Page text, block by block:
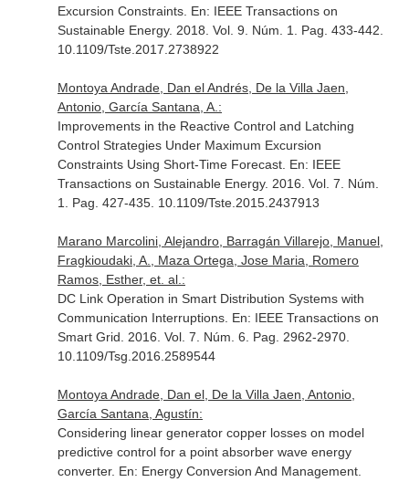
Excursion Constraints. En: IEEE Transactions on
Sustainable Energy. 2018. Vol. 9. Núm. 1. Pag. 433-442.
10.1109/Tste.2017.2738922
Montoya Andrade, Dan el Andrés, De la Villa Jaen,
Antonio, García Santana, A.:
Improvements in the Reactive Control and Latching
Control Strategies Under Maximum Excursion
Constraints Using Short-Time Forecast. En: IEEE
Transactions on Sustainable Energy. 2016. Vol. 7. Núm.
1. Pag. 427-435. 10.1109/Tste.2015.2437913
Marano Marcolini, Alejandro, Barragán Villarejo, Manuel,
Fragkioudaki, A., Maza Ortega, Jose Maria, Romero
Ramos, Esther, et. al.:
DC Link Operation in Smart Distribution Systems with
Communication Interruptions. En: IEEE Transactions on
Smart Grid . 2016. Vol. 7. Núm. 6. Pag. 2962-2970.
10.1109/Tsg.2016.2589544
Montoya Andrade, Dan el, De la Villa Jaen, Antonio,
García Santana, Agustín:
Considering linear generator copper losses on model
predictive control for a point absorber wave energy
converter. En: Energy Conversion And Management.